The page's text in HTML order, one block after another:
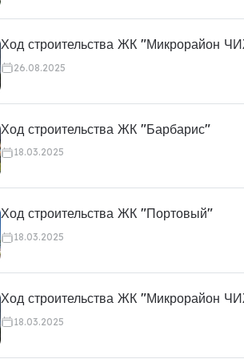
Ход строительства ЖК "Микрорайон
26.08.2025
Ход строительства ЖК "Барбарис"
18.03.2025
Ход строительства ЖК "Портовый"
18.03.2025
Ход строительства ЖК "Микрорайон
18.03.2025